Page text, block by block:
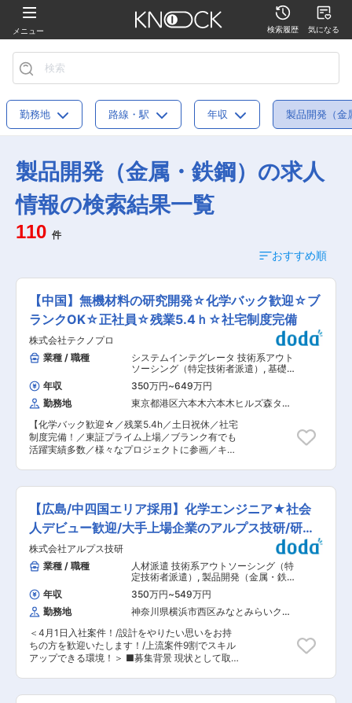
メニュー 検索履歴 気になる
勤務地 路線・駅 年収 製品開発（金
製品開発（金属・鉄鋼）の求人
情報の検索結果一覧
110 件
おすすめ順
【中国】無機材料の研究開発☆化学バック歓迎☆ブ
ランクOK☆正社員☆残業5.4ｈ☆社宅制度完備
株式会社テクノプロ
業種 / 職種
システムインテグレータ 技術系アウト
ソーシング（特定技術者派遣） , 基礎・
応用研究（非鉄金属） 製品開発（金
属・鉄鋼）
年収 350万円~649万円
勤務地
東京都港区六本木六本木ヒルズ森タワ
【化学バック歓迎☆／残業5.4h／土日祝休／社宅
制度完備！／東証プライム上場／ブランク有でも
活躍実績多数／様々なプロジェクトに参画／キャ
る業務】 これまでの経験や希望を考慮し研究開発
員としてプロジェクト先で就業いただきます。プ
ロジェクト先は多数あり経験を生かして働くこと
が可能です。 【プロジェクト実績】 ・樹脂の合
成および評価業務 ・無機材料の解析業務 ・電池
の開発業務 ・触媒の合成および評価業務 ※プロジ
ェクト先は大手メーカーを含む民間企業を始め、
大学、公的研究機関等多岐に渡ります。 ※状況に
よって上記プロジェクト以外にアサインとなるこ
とがございます。 ■株式会社テクノプロの魅力：
当社は業界大手テクノプロの化学・バイオ分野に
特化した社内カンパニーです。民間企業、大学、
公的研究機関等に対し人材提案や受託研究を通し
て研究開発部門での業務支援を展開しています。
（1）充実した 研修・サポート制度 1800以上の
各種研修プログラムがあり、同社の研究員の方
【広島/中四国エリア採用】化学エンジニア★社会
人デビュー歓迎/大手上場企業のアルプス技研/研修
制度◎
株式会社アルプス技研
業種 / 職種
人材派遣 技術系アウトソーシング（特
定技術者派遣） , 製品開発（金属・鉄
鋼） 製品開発（化粧品・トイレタリ
ー）
年収 350万円~549万円
勤務地
神奈川県横浜市西区みなとみらいクイ
＜4月1日入社案件！/設計をやりたい思いをお持
ちの方を歓迎いたします！/上流案件9割でスキル
アップできる環境！＞ ■募集背景 現状として取
ています。 今後、製造業における人材のあらゆる